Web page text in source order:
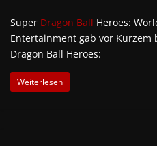
Super Dragon Ball Heroes:
Entertainment gab vor Kurzem
Dragon Ball Heroes:
Weiterlesen